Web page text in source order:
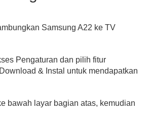
Samsung A22 ke TV
Pengaturan dan pilih fitur
& Instal untuk mendapatkan
bawah layar bagian atas, kemudian